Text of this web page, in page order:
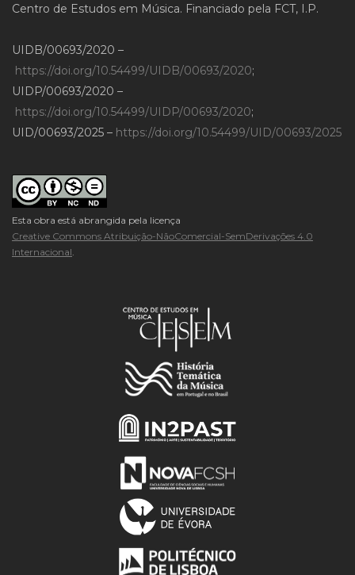
Centro de Estudos em Música. Financiado pela FCT, I.P.
UIDB/00693/2020 –
https://doi.org/10.54499/UIDB/00693/2020;
UIDP/00693/2020 –
https://doi.org/10.54499/UIDP/00693/2020;
UID/00693/2025 – https://doi.org/10.54499/UID/00693/2025
Esta obra está abrangida pela licença
Creative Commons Atribuição-NãoComercial-SemDerivações 4.0
Internacional